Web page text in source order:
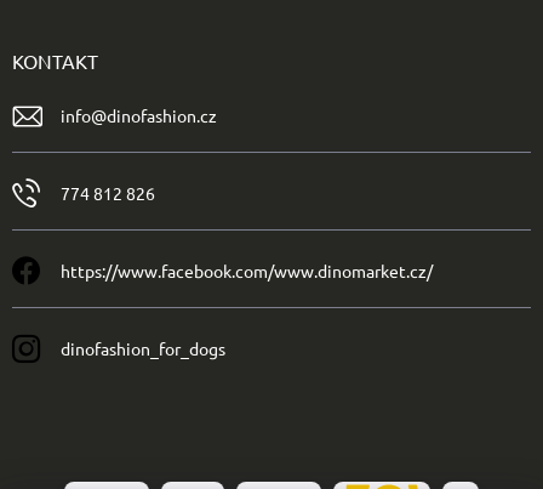
KONTAKT
info@dinofashion.cz
774 812 826
https://www.facebook.com/www.dinomarket.cz/
dinofashion_for_dogs